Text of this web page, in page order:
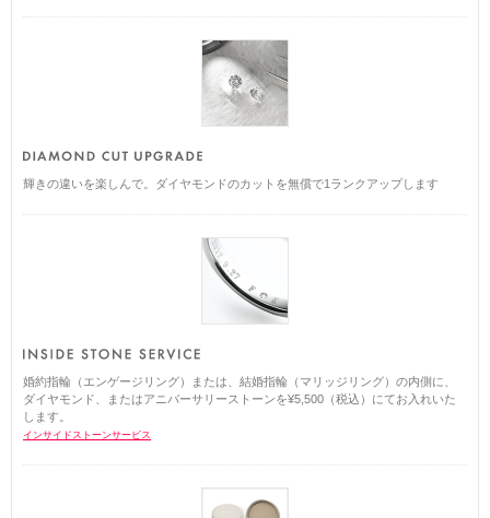
輝きの違いを楽しんで。ダイヤモンドのカットを無償で1ランクアップします
婚約指輪（エンゲージリング）または、結婚指輪（マリッジリング）の内側に、
ダイヤモンド、またはアニバーサリーストーンを¥5,500（税込）にてお入れいた
します。
インサイドストーンサービス